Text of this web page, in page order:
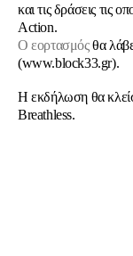
και τις δράσεις τις
Action.
Ο εορτασμόςθα
(www.block33.gr).
Η εκδήλωση θα
Breathless.